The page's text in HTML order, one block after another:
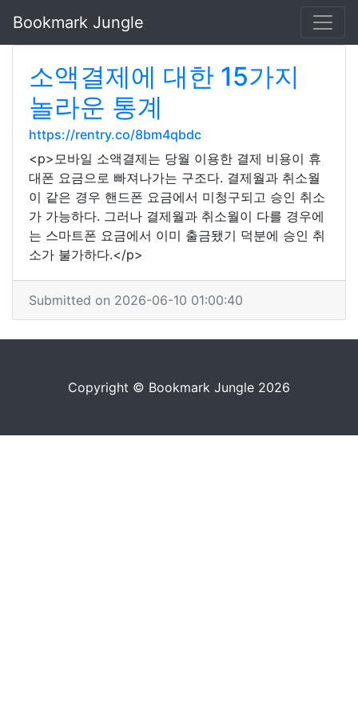
Bookmark Jungle
소액결제에 대한 15가지
놀라운 통계
https://rentry.co/8bm4qbdc
<p>모바일 소액결제는 당월 이용한 결제 비용이 휴
대폰 요금으로 빠져나가는 구조다. 결제월과 취소월
이 같은 경우 핸드폰 요금에서 미청구되고 승인 취소
가 가능하다. 그러나 결제월과 취소월이 다를 경우에
는 스마트폰 요금에서 이미 출금됐기 덕분에 승인 취
소가 불가하다.</p>
Submitted on 2026-06-10 01:00:40
Copyright © Bookmark Jungle 2026